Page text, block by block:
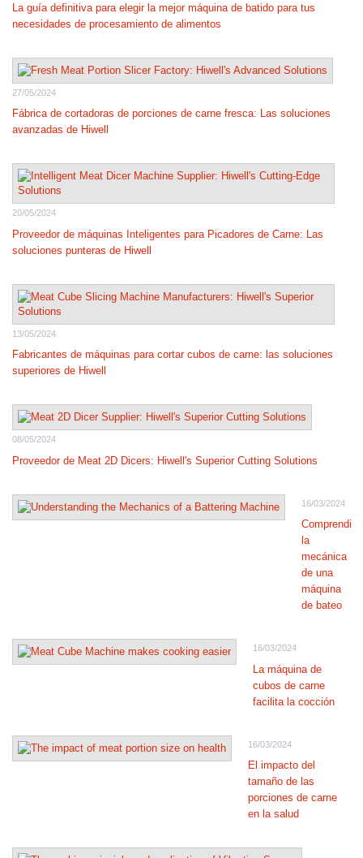
La guía definitiva para elegir la mejor máquina de batido para tus
necesidades de procesamiento de alimentos
27/05/2024
Fábrica de cortadoras de porciones de carne fresca: Las soluciones
avanzadas de Hiwell
20/05/2024
Proveedor de máquinas Inteligentes para Picadores de Carne: Las
soluciones punteras de Hiwell
13/05/2024
Fabricantes de máquinas para cortar cubos de carne: las soluciones
superiores de Hiwell
08/05/2024
Proveedor de Meat 2D Dicers: Hiwell's Superior Cutting Solutions
16/03/2024
la
mecánica
de una
máquina
de bateo
16/03/2024
La máquina de
cubos de carne
facilita la cocción
16/03/2024
El impacto del
tamaño de las
porciones de carne
en la salud